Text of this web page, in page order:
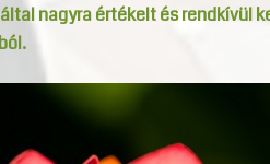
nagyra értékelt és rendkívül